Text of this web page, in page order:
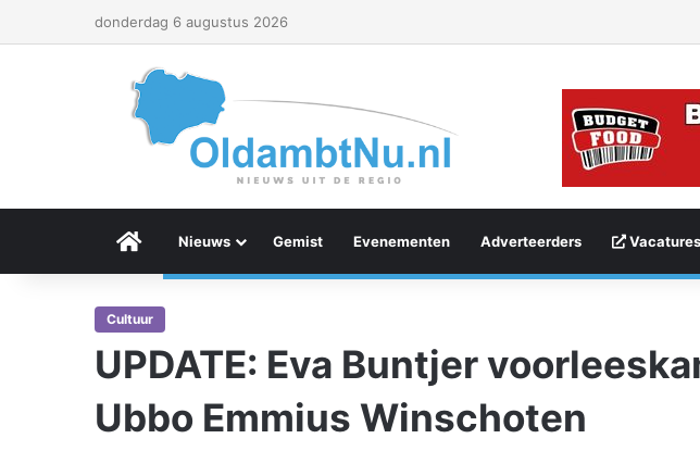
donderdag 6 augustus 2026
Menu Item
Nieuws Gemist Evenementen Adverteerders Vacatures
Cultuur
UPDATE: Eva Buntjer
Ubbo Emmius Winschoten